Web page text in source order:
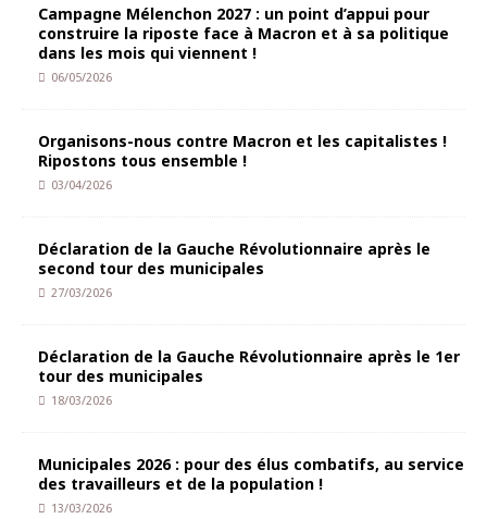
Campagne Mélenchon 2027 : un point d’appui pour
construire la riposte face à Macron et à sa politique
dans les mois qui viennent !
06/05/2026
Organisons-nous contre Macron et les capitalistes !
Ripostons tous ensemble !
03/04/2026
Déclaration de la Gauche Révolutionnaire après le
second tour des municipales
27/03/2026
Déclaration de la Gauche Révolutionnaire après le 1er
tour des municipales
18/03/2026
Municipales 2026 : pour des élus combatifs, au service
des travailleurs et de la population !
13/03/2026